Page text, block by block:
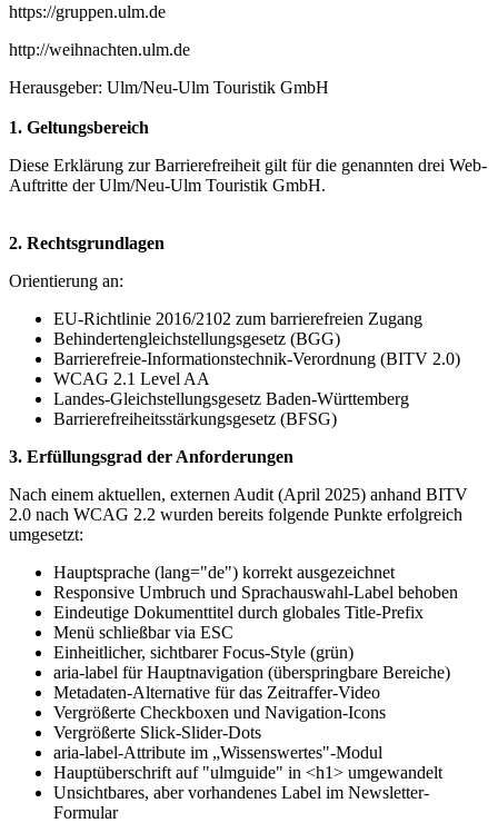
https://gruppen.ulm.de
http://weihnachten.ulm.de
Herausgeber: Ulm/Neu-Ulm Touristik GmbH
1. Geltungsbereich
Diese Erklärung zur Barrierefreiheit gilt für die genannten drei Web-
Auftritte der Ulm/Neu-Ulm Touristik GmbH.
2. Rechtsgrundlagen
Orientierung an:
EU-Richtlinie 2016/2102 zum barrierefreien Zugang
Behindertengleichstellungsgesetz (BGG)
Barrierefreie-Informationstechnik-Verordnung (BITV 2.0)
WCAG 2.1 Level AA
Landes-Gleichstellungsgesetz Baden-Württemberg
Barrierefreiheitsstärkungsgesetz (BFSG)
3. Erfüllungsgrad der Anforderungen
Nach einem aktuellen, externen Audit (April 2025) anhand BITV
2.0 nach WCAG 2.2 wurden bereits folgende Punkte erfolgreich
umgesetzt:
Hauptsprache (lang="de") korrekt ausgezeichnet
Responsive Umbruch und Sprachauswahl-Label behoben
Eindeutige Dokumenttitel durch globales Title-Prefix
Menü schließbar via ESC
Einheitlicher, sichtbarer Focus-Style (grün)
aria-label für Hauptnavigation (überspringbare Bereiche)
Metadaten-Alternative für das Zeitraffer-Video
Vergrößerte Checkboxen und Navigation-Icons
Vergrößerte Slick-Slider-Dots
aria-label-Attribute im „Wissenswertes"-Modul
Hauptüberschrift auf "ulmguide" in <h1> umgewandelt
Unsichtbares, aber vorhandenes Label im Newsletter-
Formular